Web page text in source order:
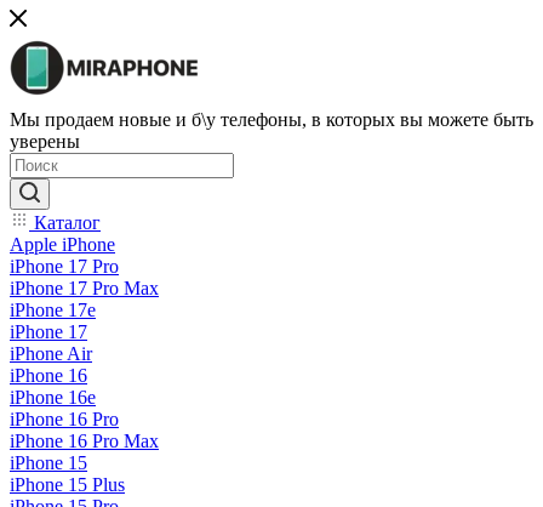
Мы продаем новые и б\у телефоны, в которых вы можете быть
уверены
Каталог
Apple iPhone
iPhone 17 Pro
iPhone 17 Pro Max
iPhone 17e
iPhone 17
iPhone Air
iPhone 16
iPhone 16e
iPhone 16 Pro
iPhone 16 Pro Max
iPhone 15
iPhone 15 Plus